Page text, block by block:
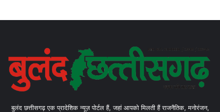
बुलंद छत्तीसगढ़ एक प्रादेशिक न्यूज़ पोर्टल हैं, जहां आपको मिलती हैं राजनैतिक, मनोरंजन,